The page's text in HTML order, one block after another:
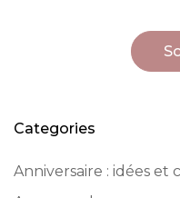
Categories
Anniversaire : idées et